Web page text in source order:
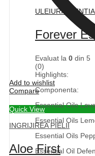
ULEIURI
Forever
Evaluat la 0 din 5
(0)
Highlights:
Componenta:
Essential Oils
Essential Oils
Essential Oils
Essential Oil
Add to wishlist
Compare
Quick View
INGRIJIREA PIELII
Aloe First